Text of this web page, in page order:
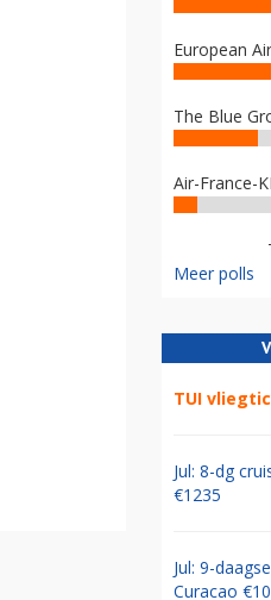
European
The Blue
Air-France-
Meer polls
TUI
Jul: 8-dg
€1235
Jul: 9-
Curacao